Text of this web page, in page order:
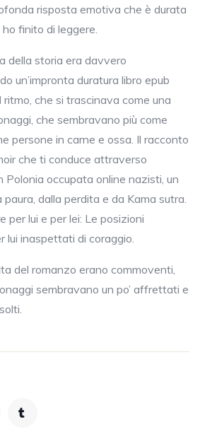
risposta emotiva che è durata
finito di leggere.
della storia era davvero
un’impronta duratura libro epub
ritmo, che si trascinava come una
che sembravano più come
persone in carne e ossa. Il racconto
che ti conduce attraverso
Polonia occupata online nazisti, un
dalla perdita e da Kama sutra.
per lui e per lei: Le posizioni
lui inaspettati di coraggio.
del romanzo erano commoventi,
sembravano un po’ affrettati e